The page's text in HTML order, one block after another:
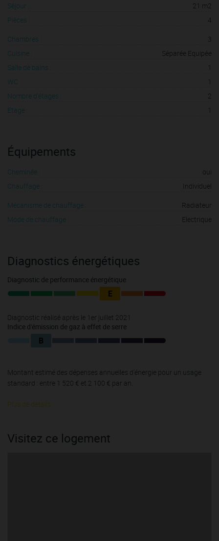
Séjour :
21 m2
Pièces :
4
Chambres :
3
Cuisine :
Séparée Equipée
Salle de bains :
1
WC :
1
Nombre d'étages :
2
Etage :
1
Équipements
Cheminée :
oui
Chauffage :
Individuel
Mécanisme de chauffage :
Radiateur
Mode de chauffage :
Electrique
Diagnostics énergétiques
Diagnostic de performance énergétique
E
Diagnostic réalisé après le 1er juillet 2021
Indice d'émission de gaz à effet de serre
B
Montant estimé des dépenses annuelles d'énergie pour un usage
standard : entre 1 520 € et 2 100 € par an.
Plus de détails
Visitez ce logement